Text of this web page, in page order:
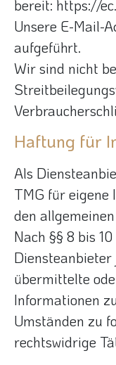
bereit: https://
Unsere E-Mail-
aufgeführt.
Wir sind nicht
Haftung für
Als
TMG für eigene
den
Nach §§ 8 bis
übermittelte
Informationen
Umständen zu
rechtswidrige